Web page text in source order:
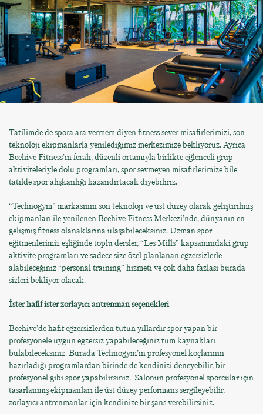
Tatilimde de spora ara vermem diyen fitness sever misafirlerimizi, son
teknoloji ekipmanlarla yenilediğimiz merkezimize bekliyoruz. Ayrıca
Beehive Fitness’ın ferah, düzenli ortamıyla birlikte eğlenceli grup
aktiviteleriyle dolu programları, spor sevmeyen misafirlerimize bile
tatilde spor alışkanlığı kazandırtacak diyebiliriz.
“Technogym” markasının son teknoloji ve üst düzey olarak geliştirilmiş
ekipmanları ile yenilenen Beehive Fitness Merkezi’nde, dünyanın en
gelişmiş fitness olanaklarına ulaşabileceksiniz. Uzman spor
eğitmenlerimiz eşliğinde toplu dersler, “Les Mills” kapsamındaki grup
aktivite programları ve sadece size özel planlanan egzersizlerle
alabileceğiniz “personal training” hizmeti ve çok daha fazlası burada
sizleri bekliyor olacak.
İster hafif ister zorlayıcı antrenman seçenekleri
Beehive’de hafif egzersizlerden tutun yıllardır spor yapan bir
profesyonele uygun egzersiz yapabileceğiniz tüm kaynakları
bulabileceksiniz. Burada Technogym’in profesyonel koçlarının
hazırladığı programlardan birinde de kendinizi deneyebilir, bir
profesyonel gibi spor yapabilirsiniz. Salonun profesyonel sporcular için
tasarlanmış ekipmanları ile üst düzey performans sergileyebilir,
zorlayıcı antrenmanlar için kendinize bir şans verebilirsiniz.